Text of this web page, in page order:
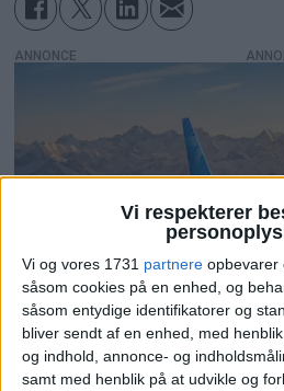
Vi respekterer
Vi og vores 1731 partnere opbevarer
såsom cookies på en enhed, og
såsom entydige identifikatorer og
bliver sendt af en enhed, med
og indhold, annonce- og
samt med henblik på at udvikle og
ANNONCE